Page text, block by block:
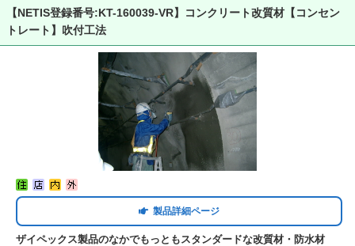
【NETIS登録番号:KT-160039-VR】コンクリート改質材【コンセン
トレート】吹付工法
製品詳細ページ
ザイペックス製品のなかでもっともスタンダードな改質材・防水材